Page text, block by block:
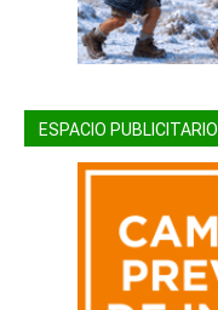
ESPACIO PUBLICITARIO